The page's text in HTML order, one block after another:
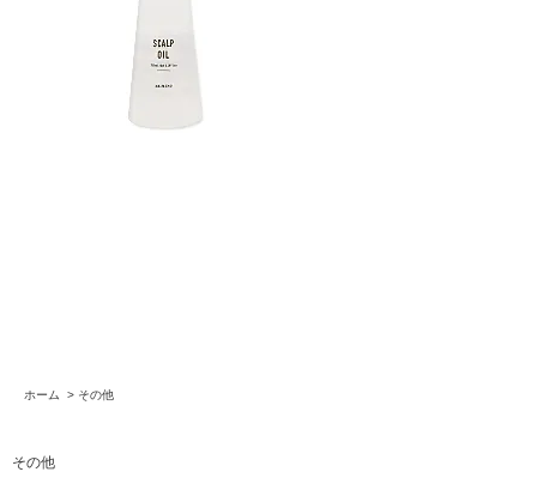
ホーム > その他
その他